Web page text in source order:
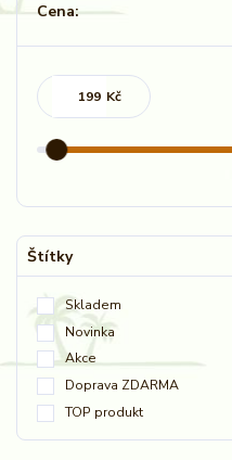
Cena:
Kč
Štítky
Skladem
Novinka
Akce
Doprava ZDARMA
TOP produkt